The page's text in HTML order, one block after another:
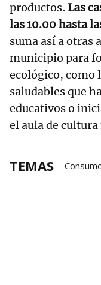
productos. Las
las 10.00 hasta
suma así a otras
municipio para
ecológico, como
saludables que
educativos o
el aula de
TEMAS